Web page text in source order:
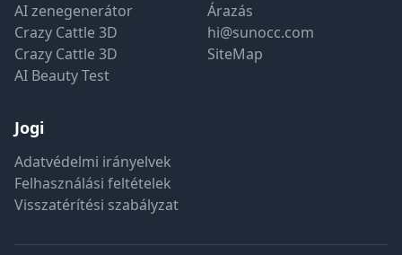
AI zenegenerátor
Crazy Cattle 3D
Crazy Cattle 3D
AI Beauty Test
Árazás
hi@sunocc.com
SiteMap
Jogi
Adatvédelmi irányelvek
Felhasználási feltételek
Visszatérítési szabályzat